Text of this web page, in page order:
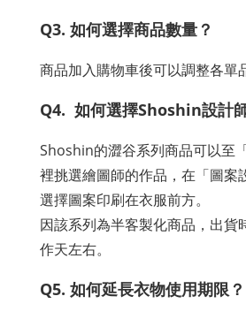
Q3. 如何選擇商品數量？
商品加入購物車後可以調整各單
Q4. 如何選擇Shoshin設計
Shoshin的澀谷系列商品可以至
裡挑選繪圖師的作品，在「圖案
選擇圖案印刷在衣服前方。
因該系列為半客製化商品，出貨
作天左右。
Q5. 如何延長衣物使用期限？